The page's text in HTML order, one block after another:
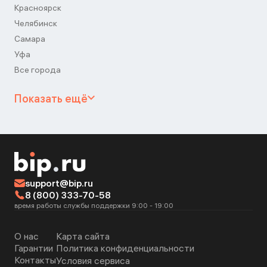
Красноярск
Челябинск
Самара
Уфа
Все города
Показать ещё
support@bip.ru
8 (800) 333-70-58
время работы службы поддержки 9:00 - 19:00
О нас
Гарантии
Контакты
Карта сайта
Политика конфиденциальности
Условия сервиса